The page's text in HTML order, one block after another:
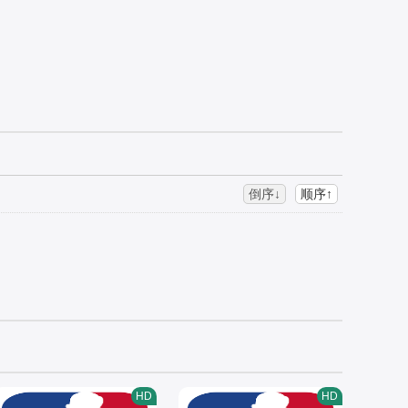
倒序↓ 顺序↑
HD HD